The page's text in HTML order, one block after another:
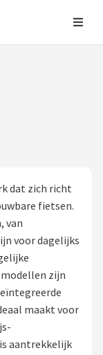
dat zich richt
fietsen.
van
voor dagelijks
zijn
maakt voor
aantrekkelijk